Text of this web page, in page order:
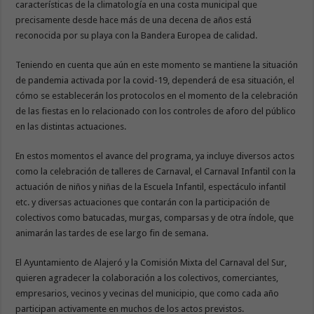
características de la climatología en una costa municipal que
precisamente desde hace más de una decena de años está
reconocida por su playa con la Bandera Europea de calidad.
Teniendo en cuenta que aún en este momento se mantiene la situación
de pandemia activada por la covid-19, dependerá de esa situación, el
cómo se establecerán los protocolos en el momento de la celebración
de las fiestas en lo relacionado con los controles de aforo del público
en las distintas actuaciones.
En estos momentos el avance del programa, ya incluye diversos actos
como la celebración de talleres de Carnaval, el Carnaval Infantil con la
actuación de niños y niñas de la Escuela Infantil, espectáculo infantil
etc. y diversas actuaciones que contarán con la participación de
colectivos como batucadas, murgas, comparsas y de otra índole, que
animarán las tardes de ese largo fin de semana.
El Ayuntamiento de Alajeró y la Comisión Mixta del Carnaval del Sur,
quieren agradecer la colaboración a los colectivos, comerciantes,
empresarios, vecinos y vecinas del municipio, que como cada año
participan activamente en muchos de los actos previstos.